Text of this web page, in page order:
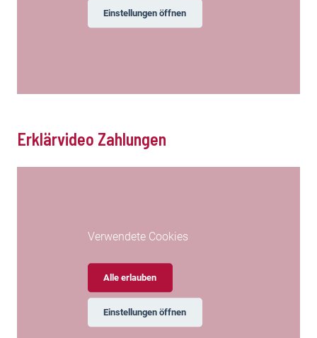
Einstellungen öffnen
Erklärvideo Zahlungen
Verwendete Cookies
Alle erlauben
Einstellungen öffnen